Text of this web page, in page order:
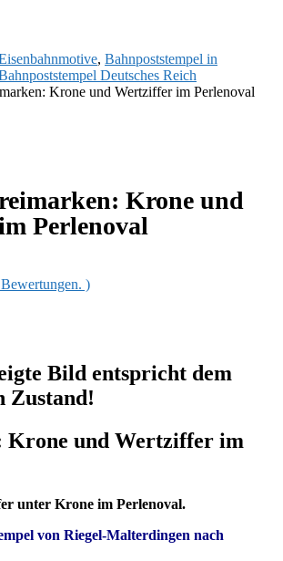
, Bahnpoststempel in
Deutsches Reich
Krone und Wertziffer im Perlenoval
Krone und
Perlenoval
)
Bild entspricht dem
Zustand!
Krone und Wertziffer im
unter Krone im Perlenoval.
von Riegel-Malterdingen nach